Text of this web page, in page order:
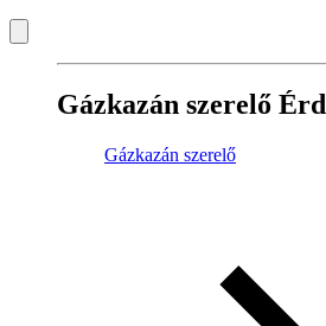
Gázkazán szerelő Érd
Gázkazán szerelő